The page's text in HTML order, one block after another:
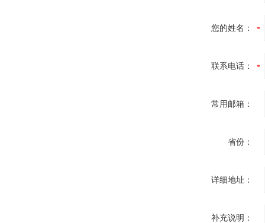
您的姓名：
联系电话：
常用邮箱：
省份：
详细地址：
补充说明：